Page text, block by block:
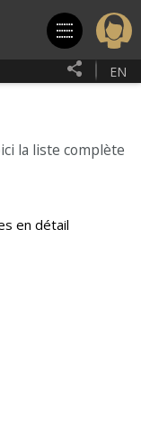
EN
la liste complète
en détail